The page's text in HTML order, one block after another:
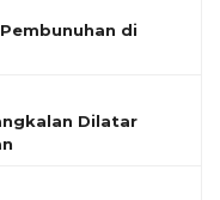
di
Dilatar